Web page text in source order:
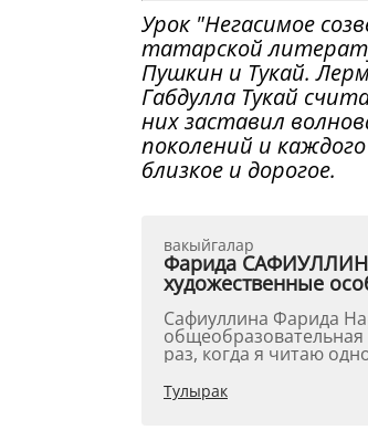
Урок "Негасимое
татарской
Пушкин и Тукай.
Габдулла Тукай
них заставил
поколений и
близкое и дорогое.
вакыйгалар
Фарида
художественные
Сафиуллина Фарида
общеобразовательная
раз, когда я читаю
Тулырак